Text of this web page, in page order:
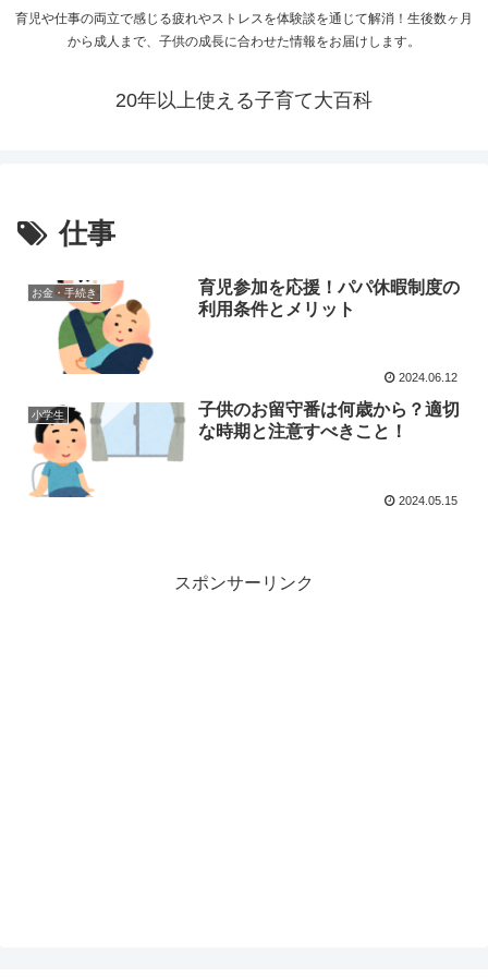
育児や仕事の両立で感じる疲れやストレスを体験談を通じて解消！生後数ヶ月
から成人まで、子供の成長に合わせた情報をお届けします。
20年以上使える子育て大百科
仕事
お金・手続き
育児参加を応援！パパ休暇制度の
利用条件とメリット
2024.06.12
小学生
子供のお留守番は何歳から？適切
な時期と注意すべきこと！
2024.05.15
スポンサーリンク